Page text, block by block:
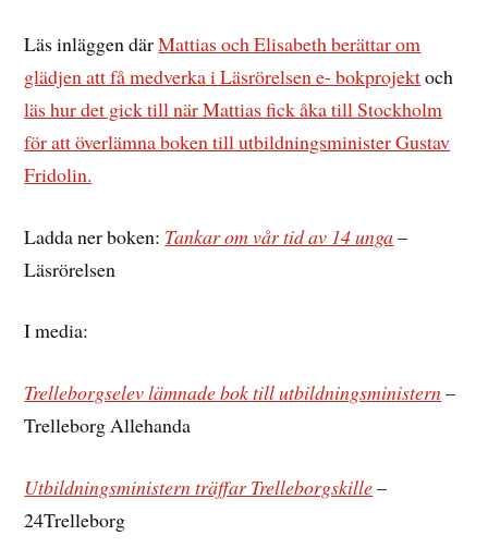
Läs inläggen därMattias och Elisabeth berättar om
glädjen att få medverka i Läsrörelsen e- bokprojektoch
läs hur det gick till när Mattias fick åka till Stockholm
för att överlämna boken till utbildningsminister Gustav
Fridolin.
Ladda ner boken: Tankar om vår tid av 14 unga–
Läsrörelsen
I media:
Trelleborgselev lämnade bok till utbildningsministern–
Trelleborg Allehanda
Utbildningsministern träffar Trelleborgskille–
24Trelleborg